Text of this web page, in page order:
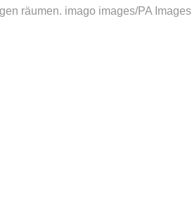
räumen. imago images/PA Images